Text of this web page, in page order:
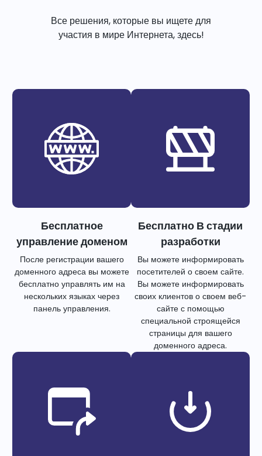
Все решения, которые вы ищете для
участия в мире Интернета, здесь!
Бесплатное
управление доменом
После регистрации вашего
доменного адреса вы можете
бесплатно управлять им на
нескольких языках через
панель управления.
Бесплатно В стадии
разработки
Вы можете информировать
посетителей о своем сайте.
Вы можете информировать
своих клиентов о своем веб-
сайте с помощью
специальной строящейся
страницы для вашего
доменного адреса.